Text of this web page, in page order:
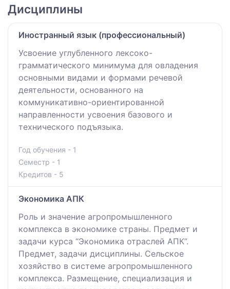
Дисциплины
Иностранный язык (профессиональный)
Усвоение углубленного лексоко-
грамматического минимума для овладения
основными видами и формами речевой
деятельности, основанного на
коммуникативно-ориентированной
направленности усвоения базового и
технического подъязыка.
Год обучения - 1
Семестр - 1
Кредитов - 5
Экономика АПК
Роль и значение агропромышленного
комплекса в экономике страны. Предмет и
задачи курса “Экономика отраслей АПК”.
Предмет, задачи дисциплины. Сельское
хозяйство в системе агропромышленного
комплекса. Размещение, специализация и